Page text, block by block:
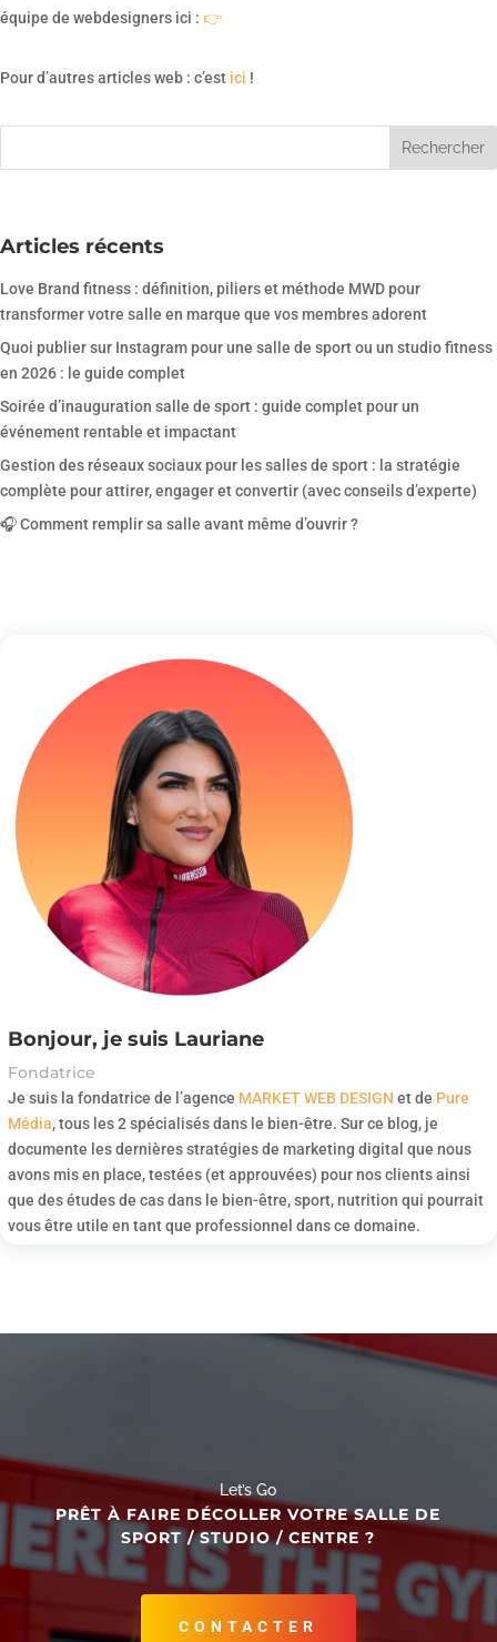
équipe de webdesigners ici : 👉
Pour d’autres articles web : c’est ici !
Articles récents
Love Brand fitness : définition, piliers et méthode MWD pour
transformer votre salle en marque que vos membres adorent
Quoi publier sur Instagram pour une salle de sport ou un studio fitness
en 2026 : le guide complet
Soirée d’inauguration salle de sport : guide complet pour un
événement rentable et impactant
Gestion des réseaux sociaux pour les salles de sport : la stratégie
complète pour attirer, engager et convertir (avec conseils d’experte)
🎧 Comment remplir sa salle avant même d’ouvrir ?
Bonjour, je suis Lauriane
Fondatrice
Je suis la fondatrice de l’agence MARKET WEB DESIGN et de Pure
Média, tous les 2 spécialisés dans le bien-être. Sur ce blog, je
documente les dernières stratégies de marketing digital que nous
avons mis en place, testées (et approuvées) pour nos clients ainsi
que des études de cas dans le bien-être, sport, nutrition qui pourrait
vous être utile en tant que professionnel dans ce domaine.
Let’s Go
PRÊT À FAIRE DÉCOLLER VOTRE SALLE DE
SPORT / STUDIO / CENTRE ?
CONTACTER